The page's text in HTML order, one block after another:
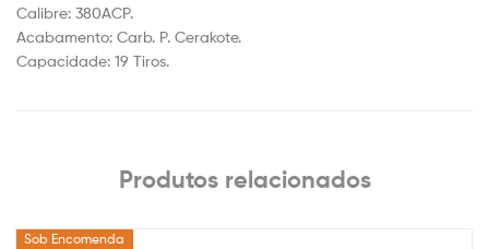
Calibre: 380ACP.
Acabamento: Carb. P. Cerakote.
Capacidade: 19 Tiros.
Produtos relacionados
Sob Encomenda